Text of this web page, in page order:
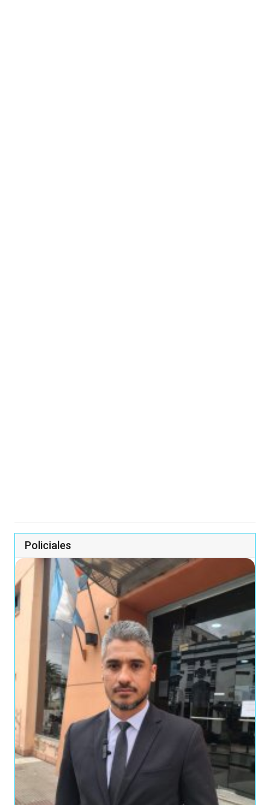
Policiales